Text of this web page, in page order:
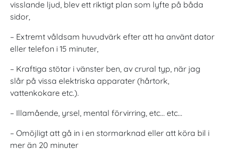
visslande ljud, blev ett riktigt plan som lyfte på båda
sidor,
– Extremt våldsam huvudvärk efter att ha använt dator
eller telefon i 15 minuter,
– Kraftiga stötar i vänster ben, av crural typ, när jag
slår på vissa elektriska apparater (hårtork,
vattenkokare etc.).
– Illamående, yrsel, mental förvirring, etc… etc…
– Omöjligt att gå in i en stormarknad eller att köra bil i
mer än 20 minuter